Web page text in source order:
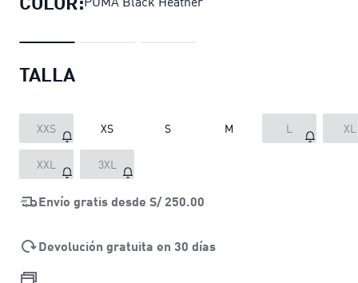
TALLA
XXS XS S M L XL
XXL 3XL
Envío gratis desde S/ 250.00
Devolución gratuita en 30 días